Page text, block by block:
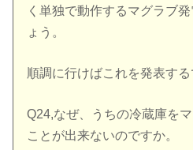
く単独で動作するマグラブ
ょう。
順調に行けばこれを発表する
Q24,なぜ、うちの冷蔵庫を
ことが出来ないのですか。